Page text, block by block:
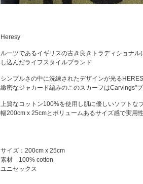
Heresy
ルーツであるイギリスの古き良きトラディショナ
し込んだライフスタイルブランド
シンプルさの中に洗練されたデザインが光る
緻密なジャカード編みのこのスカーフはCarvings"
上質なコットン100%を使用し肌に優しいソフトな
幅200cm x 25cmとボリュームあるサイズ感で実用
サイズ：200cm x 25cm
素材 100% cotton
ユニセックス